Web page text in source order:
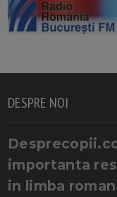
DESPRE NOI
importanta
in limba